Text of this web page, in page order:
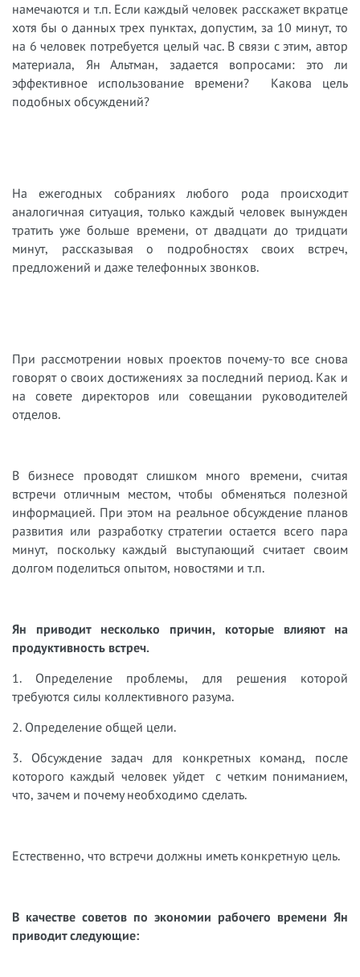
намечаются и т.п. Если каждый человек расскажет вкратце
хотя бы о данных трех пунктах, допустим, за 10 минут, то
на 6 человек потребуется целый час. В связи с этим, автор
материала, Ян Альтман, задается вопросами: это ли
эффективное использование времени? Какова цель
подобных обсуждений?
На ежегодных собраниях любого рода происходит
аналогичная ситуация, только каждый человек вынужден
тратить уже больше времени, от двадцати до тридцати
минут, рассказывая о подробностях своих встреч,
предложений и даже телефонных звонков.
При рассмотрении новых проектов почему-то все снова
говорят о своих достижениях за последний период. Как и
на совете директоров или совещании руководителей
отделов.
В бизнесе проводят слишком много времени, считая
встречи отличным местом, чтобы обменяться полезной
информацией. При этом на реальное обсуждение планов
развития или разработку стратегии остается всего пара
минут, поскольку каждый выступающий считает своим
долгом поделиться опытом, новостями и т.п.
Ян приводит несколько причин, которые влияют на
продуктивность встреч.
1. Определение проблемы, для решения которой
требуются силы коллективного разума.
2. Определение общей цели.
3. Обсуждение задач для конкретных команд, после
которого каждый человек уйдет с четким пониманием,
что, зачем и почему необходимо сделать.
Естественно, что встречи должны иметь конкретную цель.
В качестве советов по экономии рабочего времени Ян
приводит следующие: